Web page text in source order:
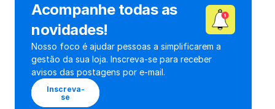
Acompanhe todas as
novidades!
Nosso foco é ajudar pessoas a simplificarem a
gestão da sua loja. Inscreva-se para receber
avisos das postagens por e-mail.
Inscreva-
se